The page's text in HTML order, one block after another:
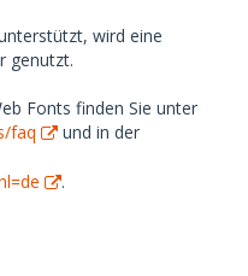
wird eine
genutzt.
Fonts finden Sie unter
faq
und in der
.